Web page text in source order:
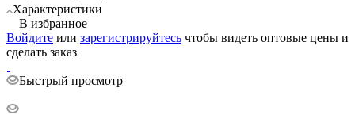
Характеристики
В избранное
Войдите или зарегистрируйтесь чтобы видеть оптовые цены и
сделать заказ
Быстрый просмотр